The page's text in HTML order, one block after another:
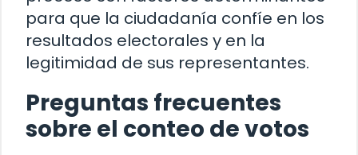
para que la ciudadanía confíe en los
resultados electorales y en la
legitimidad de sus representantes.
Preguntas frecuentes
sobre el conteo de votos